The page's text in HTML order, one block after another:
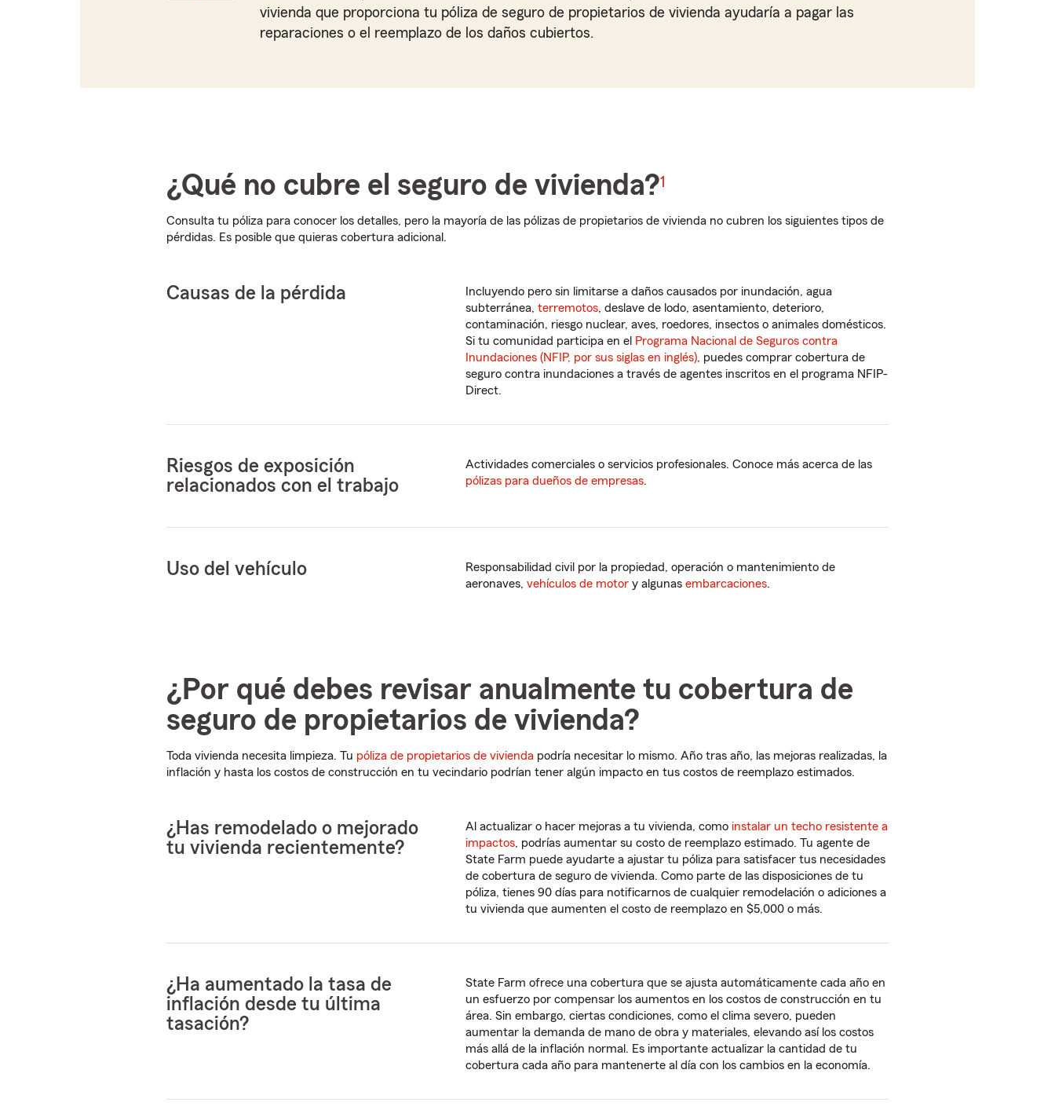
vivienda que proporciona tu póliza de seguro de propietarios de vivienda ayudaría a pagar las
reparaciones o el reemplazo de los daños cubiertos.
¿Qué no cubre el seguro de vivienda?1
Consulta tu póliza para conocer los detalles, pero la mayoría de las pólizas de propietarios de vivienda no cubren los siguientes tipos de
pérdidas. Es posible que quieras cobertura adicional.
Causas de la pérdida
Incluyendo pero sin limitarse a daños causados por inundación, agua
subterránea, terremotos, deslave de lodo, asentamiento, deterioro,
contaminación, riesgo nuclear, aves, roedores, insectos o animales domésticos.
Si tu comunidad participa en el Programa Nacional de Seguros contra
Inundaciones (NFIP, por sus siglas en inglés), puedes comprar cobertura de
seguro contra inundaciones a través de agentes inscritos en el programa NFIP-
Direct.
Riesgos de exposición
relacionados con el trabajo
Actividades comerciales o servicios profesionales. Conoce más acerca de las
pólizas para dueños de empresas.
Uso del vehículo
Responsabilidad civil por la propiedad, operación o mantenimiento de
aeronaves, vehículos de motory algunas embarcaciones.
¿Por qué debes revisar anualmente tu cobertura de
seguro de propietarios de vivienda?
Toda vivienda necesita limpieza. Tu póliza de propietarios de vivienda podría necesitar lo mismo. Año tras año, las mejoras realizadas, la
inflación y hasta los costos de construcción en tu vecindario podrían tener algún impacto en tus costos de reemplazo estimados.
¿Has remodelado o mejorado
tu vivienda recientemente?
Al actualizar o hacer mejoras a tu vivienda, como instalar un techo resistente a
impactos, podrías aumentar su costo de reemplazo estimado. Tu agente de
State Farm puede ayudarte a ajustar tu póliza para satisfacer tus necesidades
de cobertura de seguro de vivienda. Como parte de las disposiciones de tu
póliza, tienes 90 días para notificarnos de cualquier remodelación o adiciones a
tu vivienda que aumenten el costo de reemplazo en $5,000 o más.
¿Ha aumentado la tasa de
inflación desde tu última
tasación?
State Farm ofrece una cobertura que se ajusta automáticamente cada año en
un esfuerzo por compensar los aumentos en los costos de construcción en tu
área. Sin embargo, ciertas condiciones, como el clima severo, pueden
aumentar la demanda de mano de obra y materiales, elevando así los costos
más allá de la inflación normal. Es importante actualizar la cantidad de tu
cobertura cada año para mantenerte al día con los cambios en la economía.